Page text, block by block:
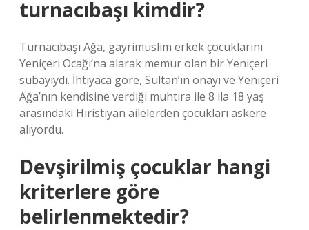
turnacıbaşı kimdir?
Turnacıbaşı Ağa, gayrimüslim erkek çocuklarını
Yeniçeri Ocağı’na alarak memur olan bir Yeniçeri
subayıydı. İhtiyaca göre, Sultan’ın onayı ve Yeniçeri
Ağa’nın kendisine verdiği muhtıra ile 8 ila 18 yaş
arasındaki Hıristiyan ailelerden çocukları askere
alıyordu.
Devşirilmiş çocuklar hangi
kriterlere göre
belirlenmektedir?